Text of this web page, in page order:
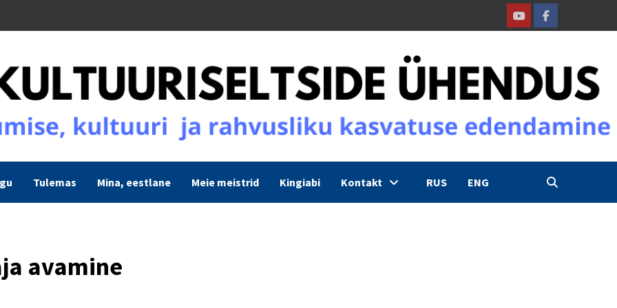
YoutubeFacebook
Tulemas Mina, eestlane Meie meistrid Kingiabi Kontakt RUS ENG
avamine